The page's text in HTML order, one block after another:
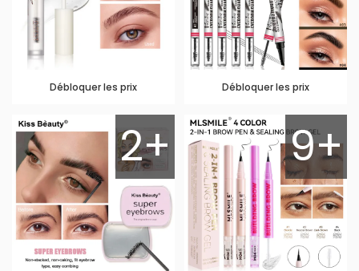
Débloquer les prix Débloquer les prix
2+ 9+